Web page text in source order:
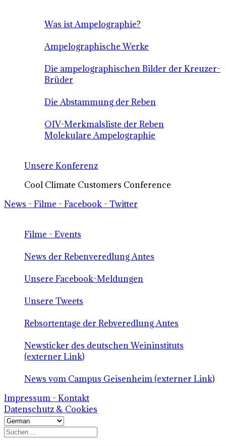
Was ist Ampelographie?
Ampelographische Werke
Die ampelographischen Bilder der Kreuzer-
Brüder
Die Abstammung der Reben
OIV-Merkmalsliste der Reben
Molekulare Ampelographie
Unsere Konferenz
Cool Climate Customers Conference
News - Filme - Facebook - Twitter
Filme - Events
News der Rebenveredlung Antes
Unsere Facebook-Meldungen
Unsere Tweets
Rebsortentage der Rebveredlung Antes
Newsticker des deutschen Weininstituts
(externer Link)
News vom Campus Geisenheim (externer Link)
Impressum - Kontakt
Datenschutz & Cookies